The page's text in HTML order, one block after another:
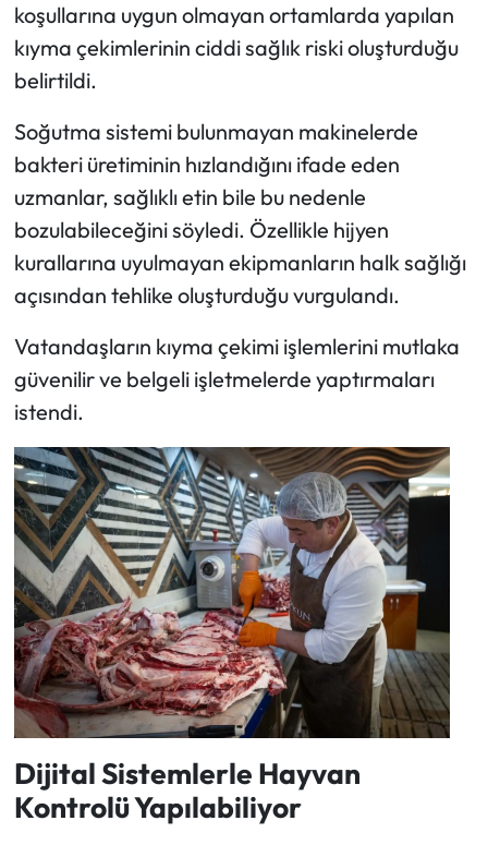
koşullarına uygun olmayan ortamlarda yapılan
kıyma çekimlerinin ciddi sağlık riski oluşturduğu
belirtildi.
Soğutma sistemi bulunmayan makinelerde
bakteri üretiminin hızlandığını ifade eden
uzmanlar, sağlıklı etin bile bu nedenle
bozulabileceğini söyledi. Özellikle hijyen
kurallarına uyulmayan ekipmanların halk sağlığı
açısından tehlike oluşturduğu vurgulandı.
Vatandaşların kıyma çekimi işlemlerini mutlaka
güvenilir ve belgeli işletmelerde yaptırmaları
istendi.
Dijital Sistemlerle Hayvan
Kontrolü Yapılabiliyor